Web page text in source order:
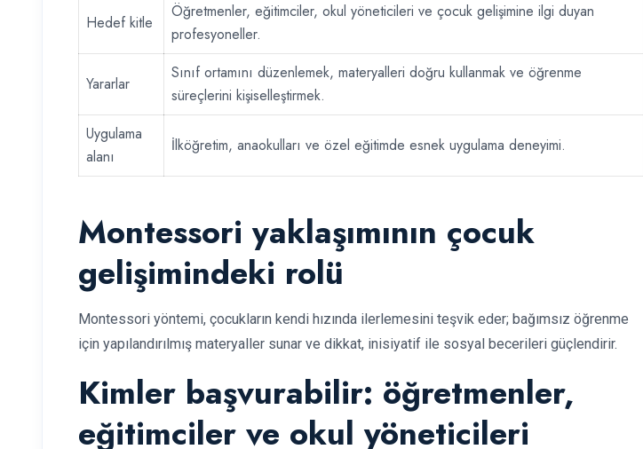
Hedef kitle
Öğretmenler, eğitimciler, okul yöneticileri ve çocuk gelişimine ilgi duyan
profesyoneller.
Yararlar
Sınıf ortamını düzenlemek, materyalleri doğru kullanmak ve öğrenme
süreçlerini kişiselleştirmek.
Uygulama
alanı
İlköğretim, anaokulları ve özel eğitimde esnek uygulama deneyimi.
Montessori yaklaşımının çocuk
gelişimindeki rolü
Montessori yöntemi, çocukların kendi hızında ilerlemesini teşvik eder; bağımsız öğrenme
için yapılandırılmış materyaller sunar ve dikkat, inisiyatif ile sosyal becerileri güçlendirir.
Kimler başvurabilir: öğretmenler,
eğitimciler ve okul yöneticileri